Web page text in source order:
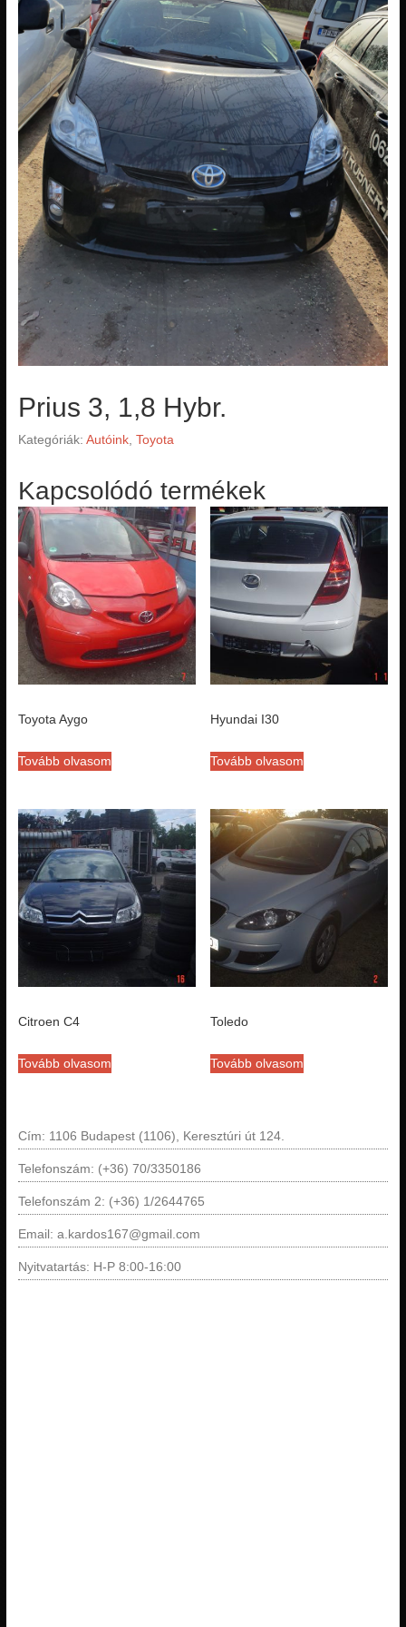
Prius 3, 1,8 Hybr.
Kategóriák: Autóink, Toyota
Kapcsolódó termékek
Toyota Aygo
Tovább olvasom
Hyundai I30
Tovább olvasom
Citroen C4
Tovább olvasom
Toledo
Tovább olvasom
Cím: 1106 Budapest (1106), Keresztúri út 124.
Telefonszám: (+36) 70/3350186
Telefonszám 2: (+36) 1/2644765
Email: a.kardos167@gmail.com
Nyitvatartás: H-P 8:00-16:00